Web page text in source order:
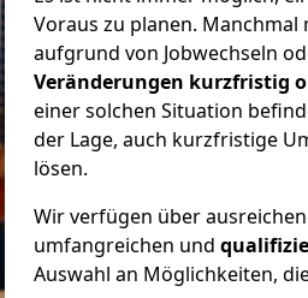
Voraus zu planen.
aufgrund von Jobwechseln
Veränderungen kurzfristig
einer solchen Situation
der Lage, auch kurzfristige
lösen.
Wir verfügen über
umfangreichen und
Auswahl an Möglichkeiten,